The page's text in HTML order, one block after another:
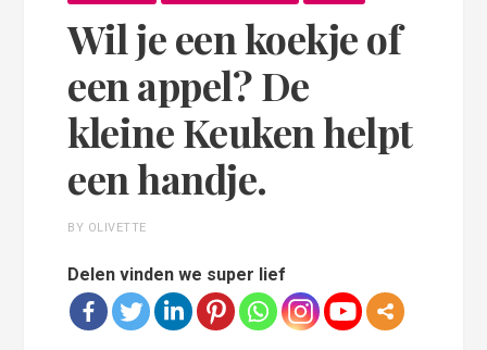
Wil je een koekje of
een appel? De
kleine Keuken helpt
een handje.
BY OLIVETTE
Delen vinden we super lief